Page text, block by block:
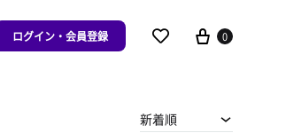
ログイン・会員登録 0
新着順